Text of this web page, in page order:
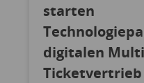
starten
digitalen
Ticketvertrieb